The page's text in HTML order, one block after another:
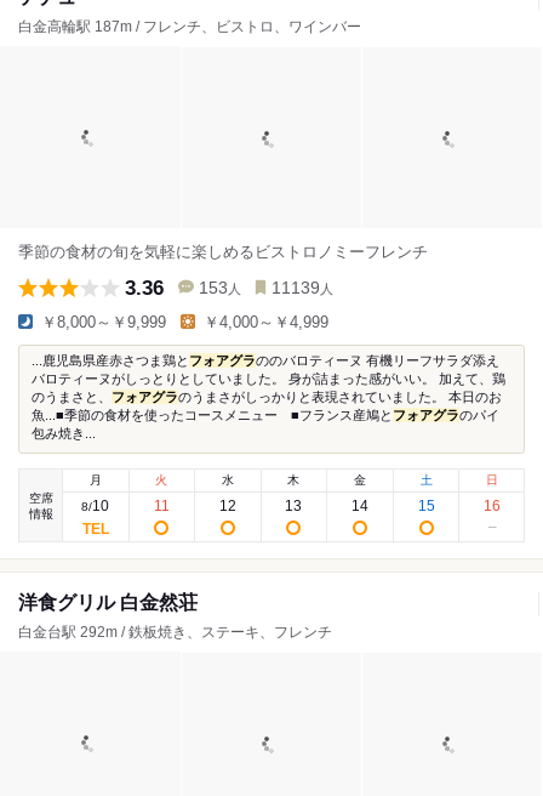
白金高輪駅 187m / フレンチ、ビストロ、ワインバー
季節の食材の旬を気軽に楽しめるビストロノミーフレンチ
3.36 153 人 11139 人
￥8,000～￥9,999 ￥4,000～￥4,999
...鹿児島県産赤さつま鶏と フォアグラののバロティーヌ 有機リーフサラダ添え
バロティーヌがしっとりとしていました。 身が詰まった感がいい。 加えて、鶏
のうまさと、 フォアグラのうまさがしっかりと表現されていました。 本日のお
魚...■季節の食材を使ったコースメニュー ■フランス産鳩と フォアグラのパイ
包み焼き...
空席
情報
月
8/10
火
11
水
12
木
13
金
14
土
15
日
16
洋食グリル 白金然荘
白金台駅 292m / 鉄板焼き、ステーキ、フレンチ